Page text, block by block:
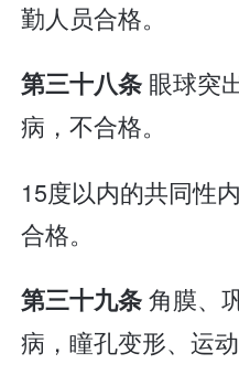
勤人员合格。
第三十八条 眼球突
病，不合格。
15度以内的共同性
合格。
第三十九条角膜、
病，瞳孔变形、运